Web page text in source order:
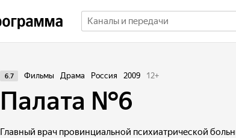
6.7 Фильмы Драма Россия 2009 12+
Палата №6
Главный врач провинциальной психиатрической